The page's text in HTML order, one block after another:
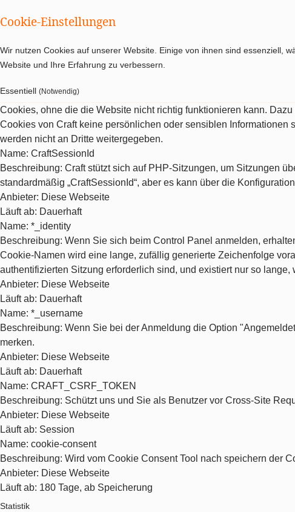
Cookie-Einstellungen
Wir nutzen Cookies auf unserer Website. Einige von ihnen sind essenziell,
Website und Ihre Erfahrung zu verbessern.
Essentiell (Notwendig)
Cookies, ohne die die Website nicht richtig funktionieren kann.
Cookies von Craft keine persönlichen oder sensiblen
werden nicht an Dritte weitergegeben.
Name: CraftSessionId
Beschreibung: Craft stützt sich auf PHP-Sitzungen, um Sitzungen
standardmäßig „CraftSessionId“, aber es kann über die
Anbieter: Diese Webseite
Läuft ab: Dauerhaft
Name: *_identity
Beschreibung: Wenn Sie sich beim Control Panel anmelden,
Cookie-Namen wird eine lange, zufällig generierte Zeichenfolge
authentifizierten Sitzung erforderlich sind, und existiert nur so
Anbieter: Diese Webseite
Läuft ab: Dauerhaft
Name: *_username
Beschreibung: Wenn Sie bei der Anmeldung die Option
merken.
Anbieter: Diese Webseite
Läuft ab: Dauerhaft
Name: CRAFT_CSRF_TOKEN
Beschreibung: Schützt uns und Sie als Benutzer vor Cross-Site
Anbieter: Diese Webseite
Läuft ab: Session
Name: cookie-consent
Beschreibung: Wird vom Cookie Consent Tool nach speichern der
Anbieter: Diese Webseite
Läuft ab: 180 Tage, ab Speicherung
Statistik